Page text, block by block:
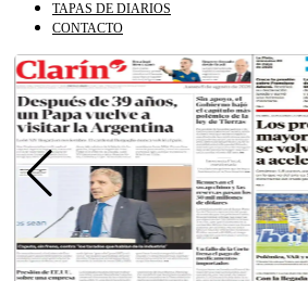
TAPAS DE DIARIOS
CONTACTO